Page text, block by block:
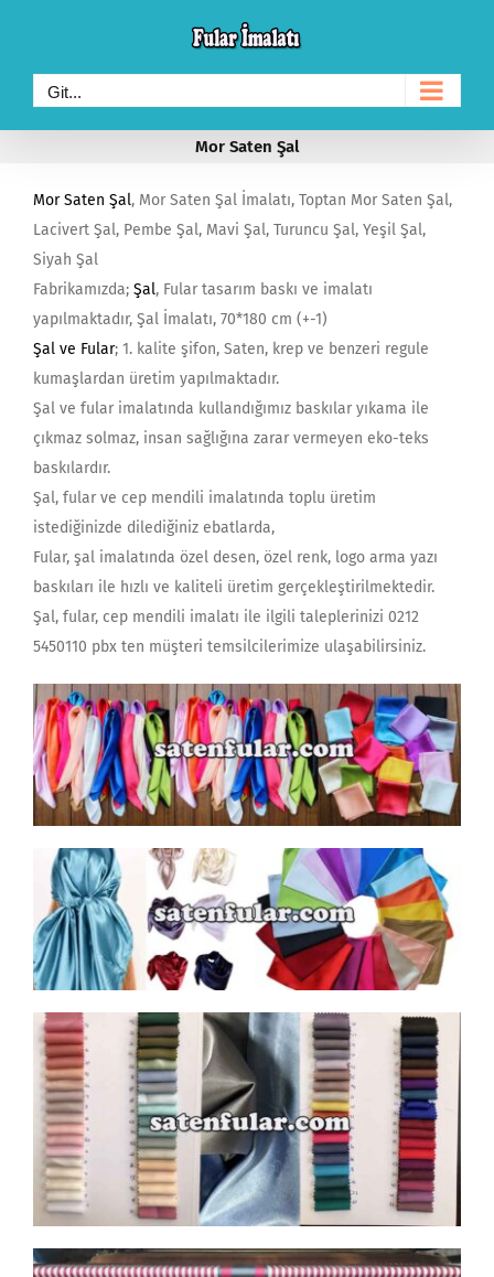
content
Git...
Mor Saten Şal
Mor Saten Şal, Mor Saten Şal İmalatı, Toptan Mor Saten Şal,
Lacivert Şal, Pembe Şal, Mavi Şal, Turuncu Şal, Yeşil Şal,
Siyah Şal
Fabrikamızda; Şal, Fular tasarım baskı ve imalatı
yapılmaktadır, Şal İmalatı, 70*180 cm (+-1)
Şal ve Fular; 1. kalite şifon, Saten, krep ve benzeri regule
kumaşlardan üretim yapılmaktadır.
Şal ve fular imalatında kullandığımız baskılar yıkama ile
çıkmaz solmaz, insan sağlığına zarar vermeyen eko-teks
baskılardır.
Şal, fular ve cep mendili imalatında toplu üretim
istediğinizde dilediğiniz ebatlarda,
Fular, şal imalatında özel desen, özel renk, logo arma yazı
baskıları ile hızlı ve kaliteli üretim gerçekleştirilmektedir.
Şal, fular, cep mendili imalatı ile ilgili taleplerinizi 0212
5450110 pbx ten müşteri temsilcilerimize ulaşabilirsiniz.